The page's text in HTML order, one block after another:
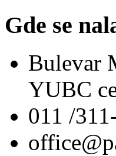
Gde se
Bulevar
YUBC
011 /